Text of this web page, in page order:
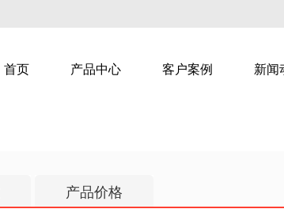
首页 产品中心 客户案例 新闻
产品价格